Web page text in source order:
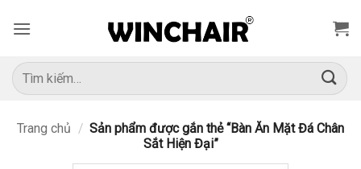
qua
dung
Tìm
kiếm:
Trang chủ / Sản phẩm được gắn thẻ “Bàn Ăn Mặt Đá Chân
Sắt Hiện Đại”